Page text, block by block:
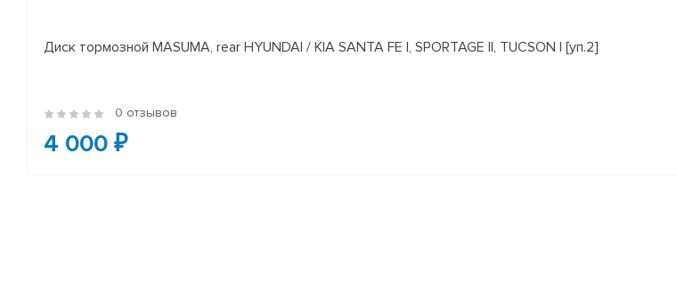
Диск тормозной MASUMA, rear HYUNDAI / KIA SANTA FE I, SPORTAGE II, TUCSON I [уп.2]
0 отзывов
4 000 ₽